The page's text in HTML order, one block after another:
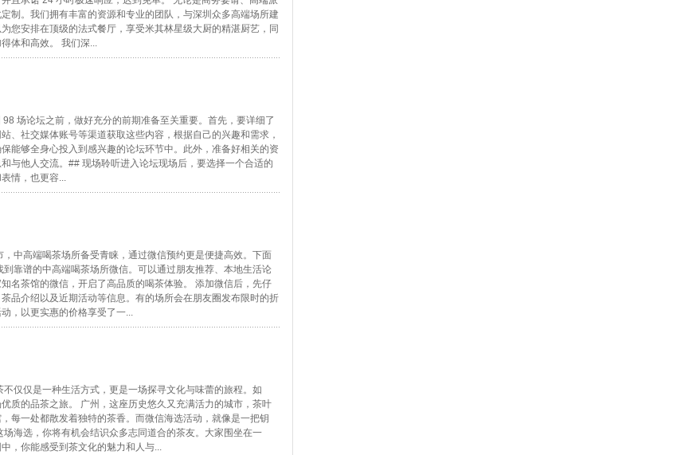
制。我们拥有丰富的资源和专业的团队，与深圳众多高端场所建
您安排在顶级的法式餐厅，享受米其林星级大厨的精湛厨艺，同
体和高效。 我们深...
场论坛之前，做好充分的前期准备至关重要。首先，要详细了
、社交媒体账号等渠道获取这些内容，根据自己的兴趣和需求，
能够全身心投入到感兴趣的论坛环节中。此外，准备好相关的资
与他人交流。## 现场聆听进入论坛现场后，要选择一个合适的
情，也更容...
中高端喝茶场所备受青睐，通过微信预约更是便捷高效。下面
靠谱的中高端喝茶场所微信。可以通过朋友推荐、本地生活论
名茶馆的微信，开启了高品质的喝茶体验。 添加微信后，先仔
品介绍以及近期活动等信息。有的场所会在朋友圈发布限时的折
，以更实惠的价格享受了一...
仅仅是一种生活方式，更是一场探寻文化与味蕾的旅程。如
质的品茶之旅。 广州，这座历史悠久又充满活力的城市，茶叶
每一处都散发着独特的茶香。而微信海选活动，就像是一把钥
海选，你将有机会结识众多志同道合的茶友。大家围坐在一
，你能感受到茶文化的魅力和人与...